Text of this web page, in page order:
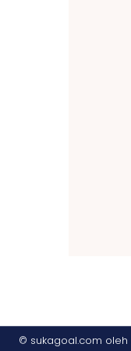
© sukagoal.com oleh